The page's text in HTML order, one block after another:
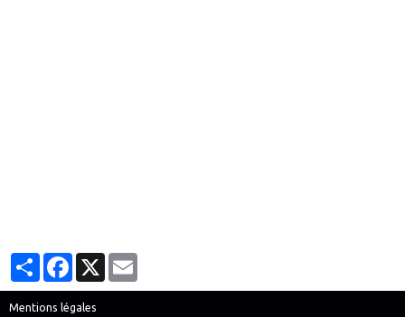
PartagerFacebook
Mentions légales